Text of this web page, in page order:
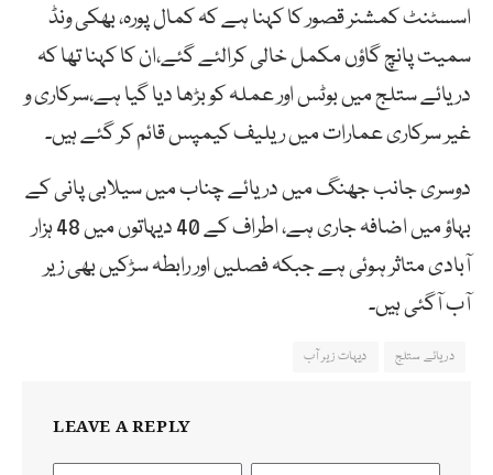
اسسٹنٹ کمشنر قصور کا کہنا ہے کہ کمال پورہ، بھکی ونڈ
سمیت پانچ گاؤں مکمل خالی کرالئے گئے،ان کا کہنا تھا کہ
دریائے ستلج میں بوٹس اور عملہ کو بڑھا دیا گیا ہے،سرکاری و
غیر سرکاری عمارات میں ریلیف کیمپس قائم کر گئے ہیں۔
دوسری جانب جھنگ میں دریائے چناب میں سیلابی پانی کے
بہاؤ میں اضافہ جاری ہے، اطراف کے 40 دیہاتوں میں 48 ہزار
آبادی متاثر ہوئی ہے جبکہ فصلیں اور رابطہ سڑکیں بھی زیر
آب آگئی ہیں۔
دریائے ستلج دیہات زیر آب
LEAVE A REPLY